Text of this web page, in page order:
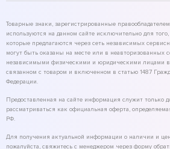
Товарные знаки, зарегистрированные
используются на данном сайте исключительно для
которые предлагаются через сеть независимых
могут быть оказаны на месте или в неавторизованных
независимыми физическими и юридическими лицами в
связанном с товаром и включенном в статью 1487
Федерации.
Предоставленная на сайте информация служит только
рассматриваться как официальная оферта,
РФ.
Для получения актуальной информации о наличии и
пожалуйста, свяжитесь с менеджером через форму